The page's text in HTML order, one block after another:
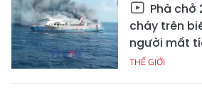
Phà chở
cháy trên
người mất
THẾ GIỚI